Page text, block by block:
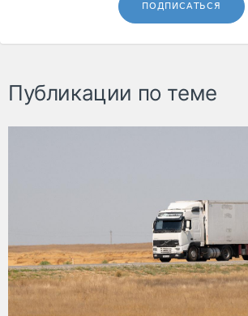
ПОДПИСАТЬСЯ
Публикации по теме